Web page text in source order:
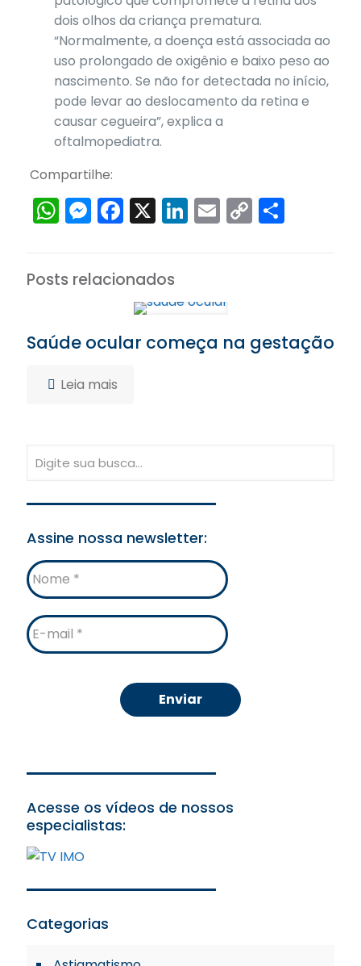
dois olhos da criança prematura.
“Normalmente, a doença está associada ao
uso prolongado de oxigênio e baixo peso ao
nascimento. Se não for detectada no início,
pode levar ao deslocamento da retina e
causar cegueira”, explica a
oftalmopediatra.
Compartilhe:
WhatsApp
Messenger
Facebook
X LinkedIn
Email
Copy
Link
Share
Posts relacionados
Saúde ocular começa na gestação
Leia mais
Assine nossa newsletter:
Nome
E-
mail
Acesse os vídeos de nossos
especialistas:
Categorias